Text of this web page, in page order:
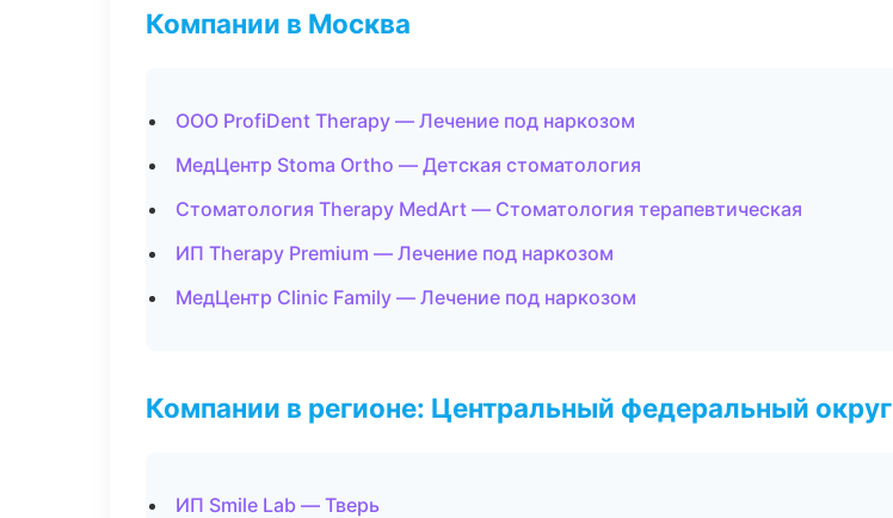
Компании в Москва
ООО ProfiDent Therapy — Лечение под наркозом
МедЦентр Stoma Ortho — Детская стоматология
Стоматология Therapy MedArt — Стоматология терапевтическая
ИП Therapy Premium — Лечение под наркозом
МедЦентр Clinic Family — Лечение под наркозом
Компании в регионе: Центральный федеральный округ
ИП Smile Lab — Тверь